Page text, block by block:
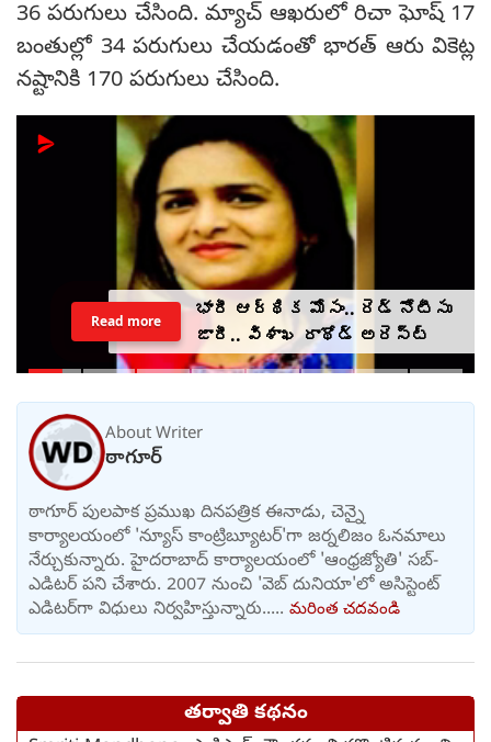
36 పరుగులు చేసింది. మ్యాచ్ ఆఖరులో రిచా ఘోష్‌ 17
బంతుల్లో 34 పరుగులు చేయడంతో భారత్ ఆరు వికెట్ల
నష్టానికి 170 పరుగులు చేసింది.
భారీ ఆర్థిక మోసం.. రెడ్ నోటీసు
జారీ.. విశాఖ రాథోడ్‌‌ అరెస్ట్
Read more
About Writer
ఠాగూర్
ఠాగూర్ పులపాక ప్రముఖ దినపత్రిక ఈనాడు, చెన్నై
కార్యాలయంలో 'న్యూస్ కాంట్రిబ్యూటర్‌'గా జర్నలిజం ఓనమాలు
నేర్చుకున్నారు. హైదరాబాద్ కార్యాలయంలో 'ఆంధ్రజ్యోతి' సబ్-
ఎడిటర్ పని చేశారు. 2007 నుంచి 'వెబ్ దునియా'లో అసిస్టెంట్
ఎడిటర్‌‌గా విధులు నిర్వహిస్తున్నారు..... మరింత చదవండి
తర్వాతి కథనం